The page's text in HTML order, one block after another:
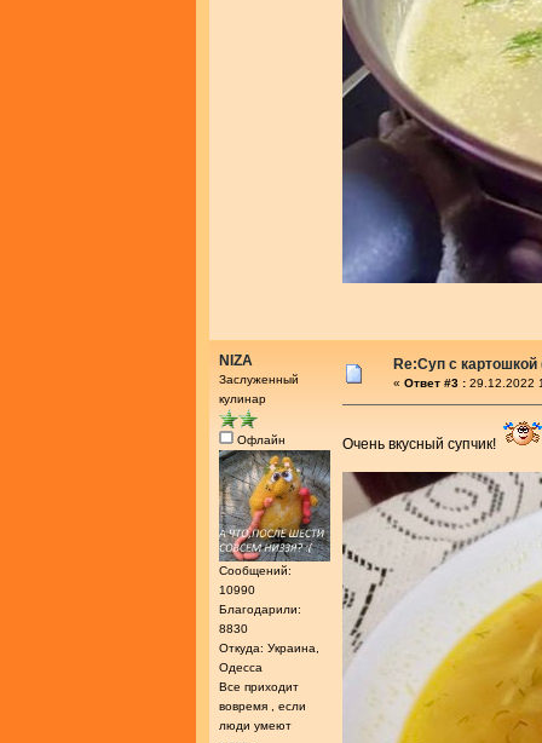
NIZA
Заслуженный
кулинар
Офлайн
Сообщений:
10990
Благодарили:
8830
Откуда: Украина,
Одесса
Все приходит
вовремя , если
люди умеют
Re:Суп с
« Ответ #3 : 29.12.2022
Очень вкусный супчик!